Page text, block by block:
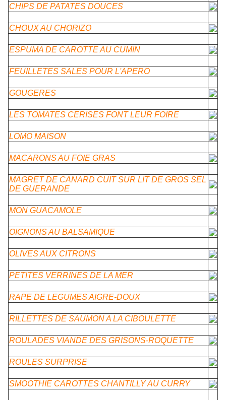
CHIPS DE PATATES DOUCES
CHOUX AU CHORIZO
ESPUMA DE CAROTTE AU CUMIN
FEUILLETES SALES POUR L'APERO
GOUGERES
LES TOMATES CERISES FONT LEUR FOIRE
LOMO MAISON
MACARONS AU FOIE GRAS
MAGRET DE CANARD CUIT SUR LIT DE GROS SEL
DE GUERANDE
MON GUACAMOLE
OIGNONS AU BALSAMIQUE
OLIVES AUX CITRONS
PETITES VERRINES DE LA MER
RAPE DE LEGUMES AIGRE-DOUX
RILLETTES DE SAUMON A LA CIBOULETTE
ROULADES VIANDE DES GRISONS-ROQUETTE
ROULES SURPRISE
SMOOTHIE CAROTTES CHANTILLY AU CURRY